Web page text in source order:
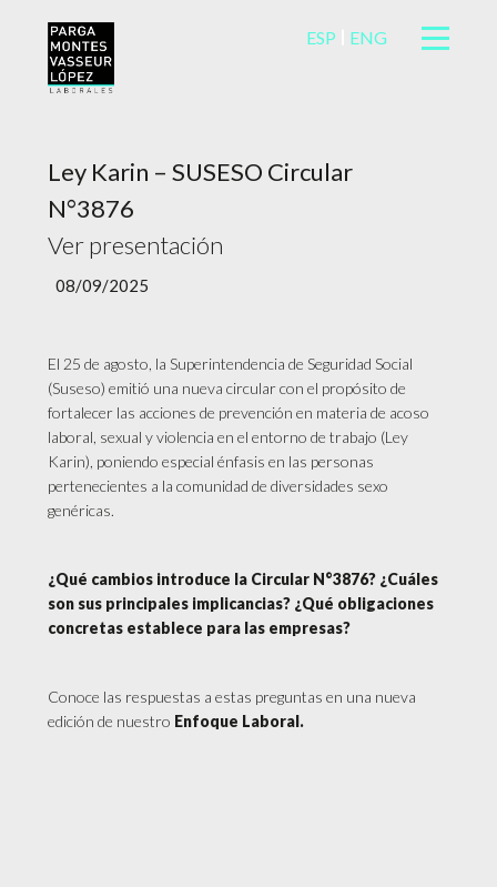
ESP ENG
Ley Karin – SUSESO Circular
N°3876
Ver presentación
08/09/2025
El 25 de agosto, la Superintendencia de Seguridad Social
(Suseso) emitió una nueva circular con el propósito de
fortalecer las acciones de prevención en materia de acoso
laboral, sexual y violencia en el entorno de trabajo (Ley
Karin), poniendo especial énfasis en las personas
pertenecientes a la comunidad de diversidades sexo
genéricas.
¿Qué cambios introduce la Circular N°3876? ¿Cuáles
son sus principales implicancias? ¿Qué obligaciones
concretas establece para las empresas?
Conoce las respuestas a estas preguntas en una nueva
edición de nuestro Enfoque Laboral.